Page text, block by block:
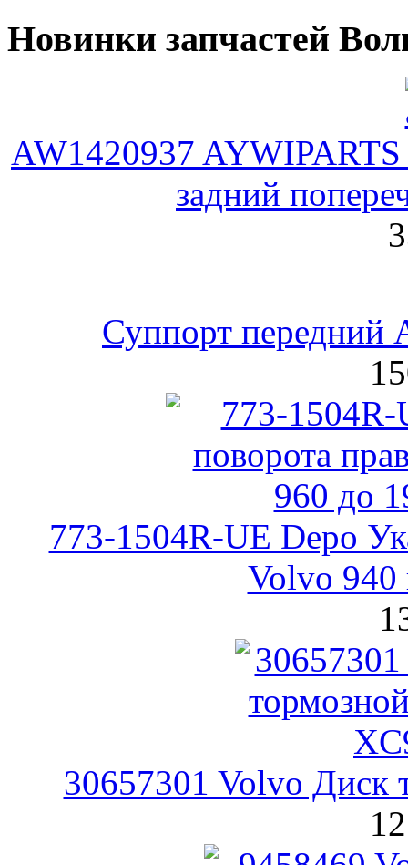
Новинки запчастей
AW1420937 AYWIPARTS
задний
Суппорт передний
773-1504R-UE Depo
Volvo 940
30657301 Volvo Диск